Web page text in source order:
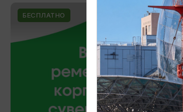
БЕСПЛАТНО